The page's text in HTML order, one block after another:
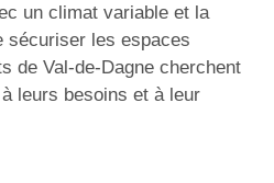
un climat variable et la
sécuriser les espaces
de Val-de-Dagne cherchent
leurs besoins et à leur